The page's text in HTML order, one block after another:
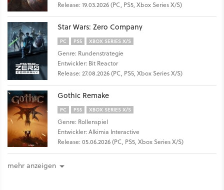
Release: 19.03.2026 (PC, PS5, Xbox Series X/S)
Star Wars: Zero Company
PC PS5 XBOX SERIES X/S
Genre: Rundenstrategie
Entwickler: Bit Reactor
Release: 27.08.2026 (PC, PS5, Xbox Series X/S)
Gothic Remake
PC PS5 XBOX SERIES X/S
Genre: Rollenspiel
Entwickler: Alkimia Interactive
Release: 05.06.2026 (PC, PS5, Xbox Series X/S)
mehr anzeigen